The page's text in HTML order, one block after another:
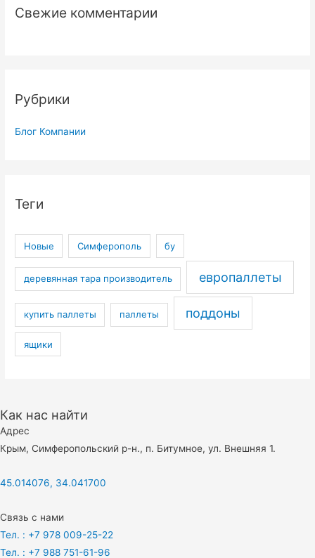
Свежие комментарии
Рубрики
Блог Компании
Теги
Новые Симферополь бу
деревянная тара производитель европаллеты
купить паллеты паллеты поддоны
ящики
Как нас найти
Адрес
Крым, Симферопольский р-н., п. Битумное, ул. Внешняя 1.
45.014076, 34.041700
Связь с нами
Тел. : +7 978 009-25-22
Тел. : +7 988 751-61-96